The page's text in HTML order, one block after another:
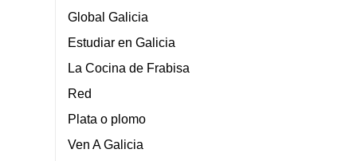
Global Galicia
Estudiar en Galicia
La Cocina de Frabisa
Red
Plata o plomo
Ven A Galicia